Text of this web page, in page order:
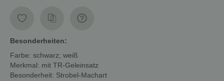
Besonderheiten:
Farbe: schwarz; weiß
Merkmal: mit TR-Geleinsatz
Besonderheit: Strobel-Machart